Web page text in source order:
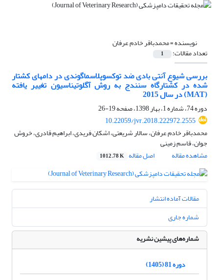
نویسنده =محمدباقر خادم عرفان
تعداد مقالات: 1
بررسی شیوع آنتی بادی ضد توکسوپلاسماگوندی در دامهای کشتار
شده در کشتارگاه سنندج به روش آگلوتیناسیون تغییر یافته
(MAT) در سال 2015
دوره 74، شماره 1، بهار 1398، صفحه
19-26
10.22059/jvr.2018.222972.2555
محمدباقر خادم عرفان، سالار شریعتی، اشکان فریدی، ابراهیم قادری، خروش
جوان، قاسم زمینی
مشاهده مقاله
اصل مقاله 1012.78 K
مقالات آماده انتشار
شماره جاری
شماره‌های پیشین نشریه
دوره 81 (1405)